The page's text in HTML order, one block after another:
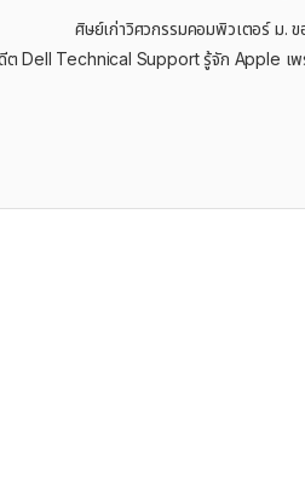
ศิษย์เก่าวิศวกรรมคอมพิวเตอร์ ม
ต Dell Technical Support รู้จัก ​Apple เ